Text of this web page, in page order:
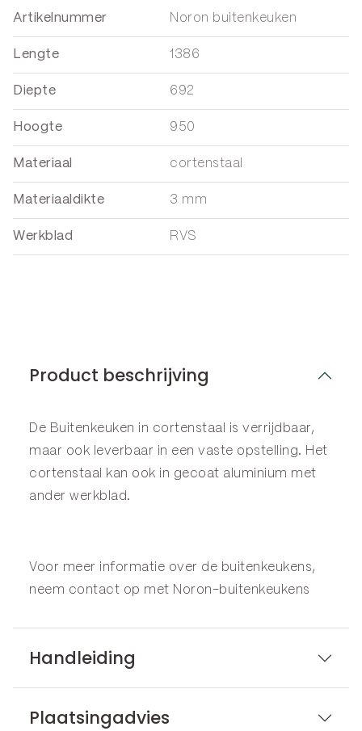
Artikelnummer Noron buitenkeuken
Lengte 1386
Diepte 692
Hoogte 950
Materiaal cortenstaal
Materiaaldikte 3 mm
Werkblad RVS
Product beschrijving
De Buitenkeuken in cortenstaal
is verrijdbaar,
maar ook leverbaar in een vaste opstelling. Het
cortenstaal kan ook in gecoat aluminium met
ander werkblad.
Voor meer informatie over de buitenkeukens,
neem contact op met Noron-buitenkeukens
Handleiding
Plaatsingadvies